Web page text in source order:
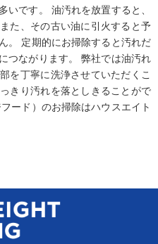
いです。 油汚れを放置すると、
た、その古い油に引火すると予
。 定期的にお掃除すると汚れだ
つながります。 弊社では油汚れ
を丁寧に洗浄させていただくこ
きり汚れを落としきることがで
ード）のお掃除はハウスエイト